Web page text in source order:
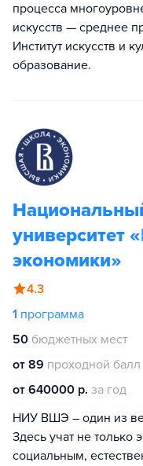
процесса
искусств — среднее
Институт искусств и
образование.
университет
экономики»
4.3
1 программа
50 бюджетных мест
от 89 проходной балл
от 640000 р. за год
НИУ ВШЭ – один из
Здесь учат не только
социальным,